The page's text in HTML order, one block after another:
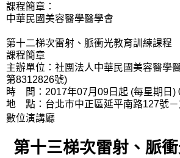
課程簡章：
中華民國美容醫學醫學會
第十二梯次雷射、脈衝光教育訓練課程
課程簡章
主辦單位：社團法人中華民國美容醫學
第8312826號)
時 間：2017年07月09日起 (每星期日)
地 點：台北市中正區延平南路127號
數位演講廳
第十三梯次雷射、脈